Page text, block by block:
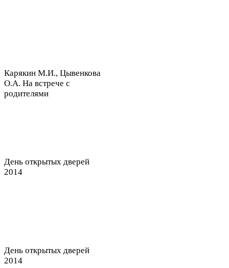
Карякин М.И., Цывенкова
О.А. На встрече с
родителями
День открытых дверей
2014
День открытых дверей
2014